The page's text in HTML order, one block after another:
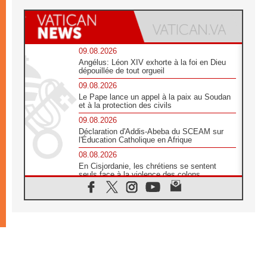
09.08.2026
Angélus: Léon XIV exhorte à la foi en Dieu
dépouillée de tout orgueil
09.08.2026
Le Pape lance un appel à la paix au Soudan
et à la protection des civils
09.08.2026
Déclaration d'Addis-Abeba du SCEAM sur
l'Éducation Catholique en Afrique
08.08.2026
En Cisjordanie, les chrétiens se sentent
seuls face à la violence des colons
08.08.2026
Léon XIV au sanctuaire de Notre Dame du